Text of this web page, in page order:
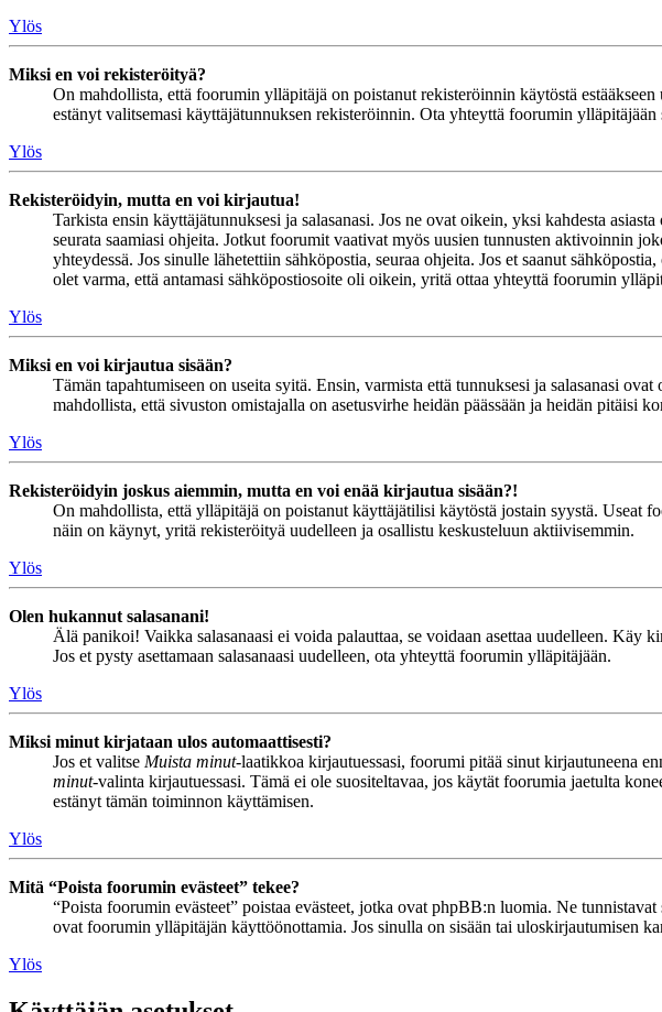
Ylös
Miksi en voi rekisteröityä?
On mahdollista, että foorumin ylläpitäjä on poistanut rekisteröinnin käytöstä
estänyt valitsemasi käyttäjätunnuksen rekisteröinnin. Ota yhteyttä foorumin ylläpitäjään
Ylös
Rekisteröidyin, mutta en voi kirjautua!
Tarkista ensin käyttäjätunnuksesi ja salasanasi. Jos ne ovat oikein, yksi kahdesta
seurata saamiasi ohjeita. Jotkut foorumit vaativat myös uusien tunnusten aktivoinnin
yhteydessä. Jos sinulle lähetettiin sähköpostia, seuraa ohjeita. Jos et saanut
olet varma, että antamasi sähköpostiosoite oli oikein, yritä ottaa yhteyttä foorumin
Ylös
Miksi en voi kirjautua sisään?
Tämän tapahtumiseen on useita syitä. Ensin, varmista että tunnuksesi ja salasanasi
mahdollista, että sivuston omistajalla on asetusvirhe heidän päässään ja heidän pitäisi
Ylös
Rekisteröidyin joskus aiemmin, mutta en voi enää kirjautua sisään?!
On mahdollista, että ylläpitäjä on poistanut käyttäjätilisi käytöstä jostain syystä. Useat
näin on käynyt, yritä rekisteröityä uudelleen ja osallistu keskusteluun aktiivisemmin.
Ylös
Olen hukannut salasanani!
Älä panikoi! Vaikka salasanaasi ei voida palauttaa, se voidaan asettaa uudelleen. Käy
Jos et pysty asettamaan salasanaasi uudelleen, ota yhteyttä foorumin ylläpitäjään.
Ylös
Miksi minut kirjataan ulos automaattisesti?
Jos et valitse Muista minut-laatikkoa kirjautuessasi, foorumi pitää sinut kirjautuneena
minut-valinta kirjautuessasi. Tämä ei ole suositeltavaa, jos käytät foorumia jaetulta
estänyt tämän toiminnon käyttämisen.
Ylös
Mitä “Poista foorumin evästeet” tekee?
“Poista foorumin evästeet” poistaa evästeet, jotka ovat phpBB:n luomia. Ne
ovat foorumin ylläpitäjän käyttöönottamia. Jos sinulla on sisään tai uloskirjautumisen
Ylös